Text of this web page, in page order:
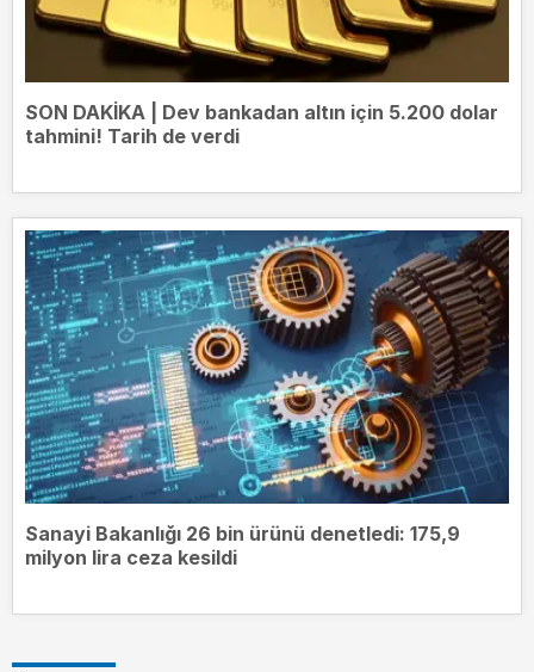
SON DAKİKA | Dev bankadan altın için 5.200 dolar
tahmini! Tarih de verdi
Sanayi Bakanlığı 26 bin ürünü denetledi: 175,9
milyon lira ceza kesildi